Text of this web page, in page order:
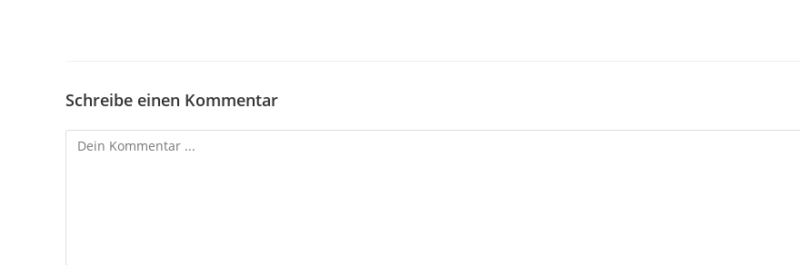
Schreibe einen Kommentar